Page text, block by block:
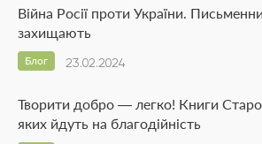
Війна Росії проти України.
захищають
23.02.2024
Блог
Творити добро — легко! Книги
яких йдуть на благодійність